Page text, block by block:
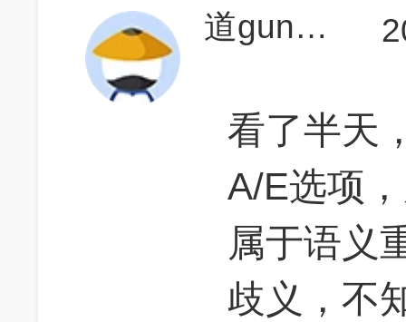
道gun法自然dam
看了半天
A/E选项
属于语义
歧义，不